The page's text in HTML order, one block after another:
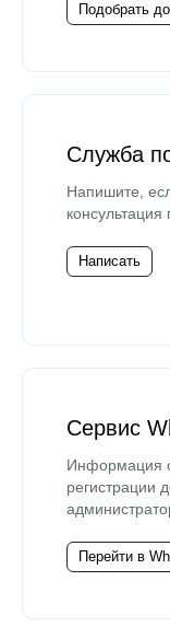
Подобрать
Служба
Напишите,
консультация
Написать
Сервис
Информация
регистрации
Перейти в